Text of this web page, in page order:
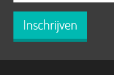
Inschrijven